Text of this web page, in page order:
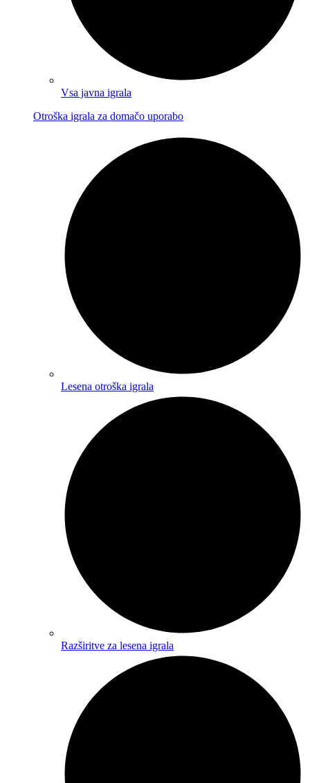
Vsa javna igrala
Otroška igrala za domačo uporabo
Lesena otroška igrala
Razširitve za lesena igrala